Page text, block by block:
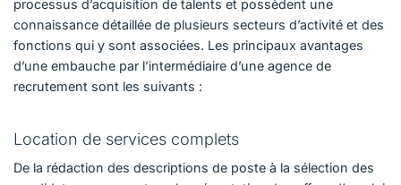
processus d’acquisition de talents et possèdent une
connaissance détaillée de plusieurs secteurs d’activité et des
fonctions qui y sont associées. Les principaux avantages
d’une embauche par l’intermédiaire d’une agence de
recrutement sont les suivants :
Location de services complets
De la rédaction des descriptions de poste à la sélection des